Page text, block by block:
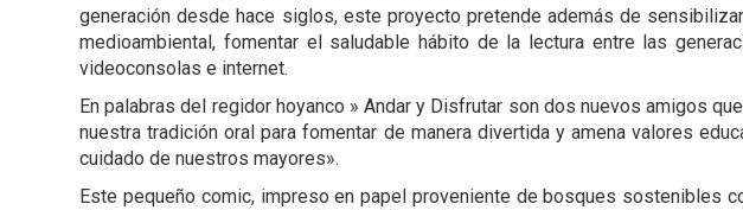
generación desde hace siglos, este proyecto pretende además de
medioambiental, fomentar el saludable hábito de la lectura entre las
videoconsolas e internet.
En palabras del regidor hoyanco » Andar y Disfrutar son dos nuevos amigos
nuestra tradición oral para fomentar de manera divertida y amena valores
cuidado de nuestros mayores».
Este pequeño comic, impreso en papel proveniente de bosques sostenibles